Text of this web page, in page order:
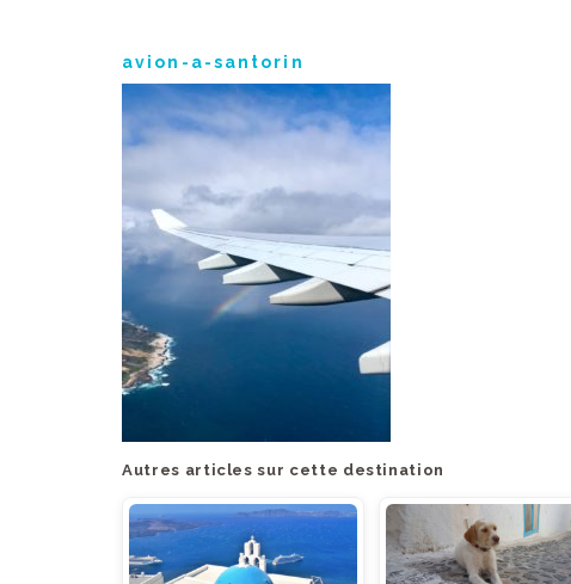
avion-a-santorin
Autres articles sur cette destination